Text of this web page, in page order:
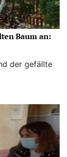
Baum an:
der gefällte